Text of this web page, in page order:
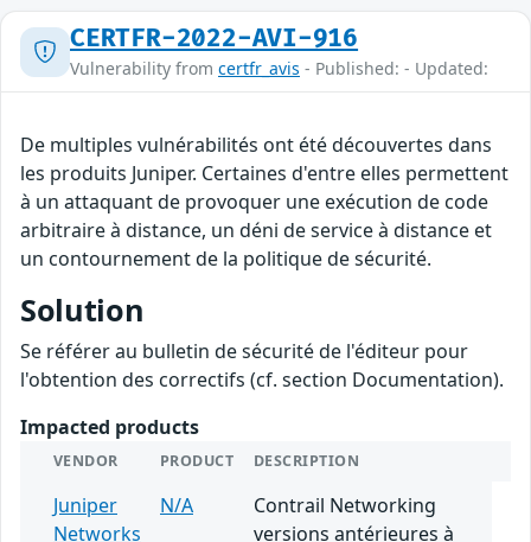
CERTFR-2022-AVI-916
Vulnerability from certfr_avis - Published: - Updated:
De multiples vulnérabilités ont été découvertes dans
les produits Juniper. Certaines d'entre elles permettent
à un attaquant de provoquer une exécution de code
arbitraire à distance, un déni de service à distance et
un contournement de la politique de sécurité.
Solution
Se référer au bulletin de sécurité de l'éditeur pour
l'obtention des correctifs (cf. section Documentation).
Impacted products
VENDOR PRODUCT DESCRIPTION
Juniper
Networks
N/A
Contrail Networking
versions antérieures à